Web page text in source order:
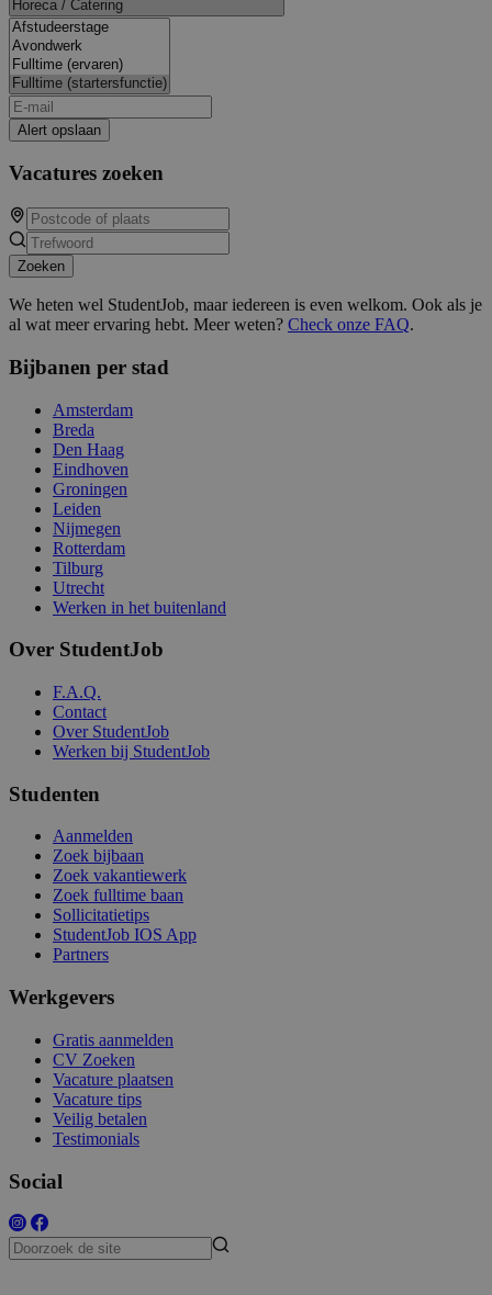
Alert opslaan
Vacatures zoeken
Zoeken
We heten wel StudentJob, maar iedereen is even welkom. Ook als je
al wat meer ervaring hebt. Meer weten? Check onze FAQ.
Bijbanen per stad
Amsterdam
Breda
Den Haag
Eindhoven
Groningen
Leiden
Nijmegen
Rotterdam
Tilburg
Utrecht
Werken in het buitenland
Over StudentJob
F.A.Q.
Contact
Over StudentJob
Werken bij StudentJob
Studenten
Aanmelden
Zoek bijbaan
Zoek vakantiewerk
Zoek fulltime baan
Sollicitatietips
StudentJob IOS App
Partners
Werkgevers
Gratis aanmelden
CV Zoeken
Vacature plaatsen
Vacature tips
Veilig betalen
Testimonials
Social